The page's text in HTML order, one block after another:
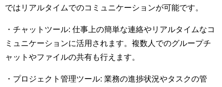
ではリアルタイムでのコミュニケーションが可能です。
・チャットツール: 仕事上の簡単な連絡やリアルタイムなコ
ミュニケーションに活用されます。複数人でのグループチ
ャットやファイルの共有も行えます。
・プロジェクト管理ツール: 業務の進捗状況やタスクの管